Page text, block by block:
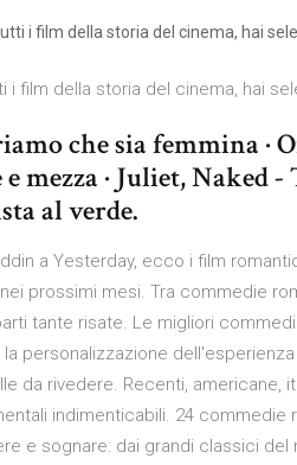
i film della storia del cinema, hai
i film della storia del cinema, hai
che sia femmina ·
mezza · Juliet,
al verde.
a Yesterday, ecco i film
prossimi mesi. Tra commedie
tante risate. Le migliori
la personalizzazione
da rivedere. Recenti, americane,
indimenticabili. 24 commedie
e sognare: dai grandi classici